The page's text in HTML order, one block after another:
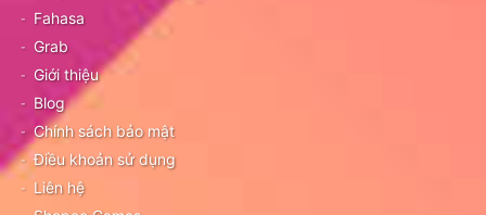
Fahasa
Grab
Giới thiệu
Blog
Chính sách bảo mật
Điều khoản sử dụng
Liên hệ